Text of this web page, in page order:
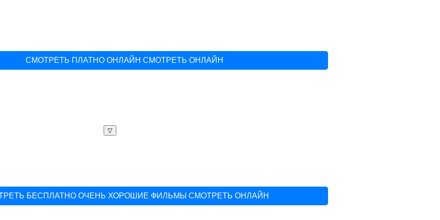
СМОТРЕТЬ ПЛАТНО ОНЛАЙН СМОТРЕТЬ ОНЛАЙН
▽
БЕСПЛАТНО ОЧЕНЬ ХОРОШИЕ ФИЛЬМЫ СМОТРЕТЬ ОНЛАЙН